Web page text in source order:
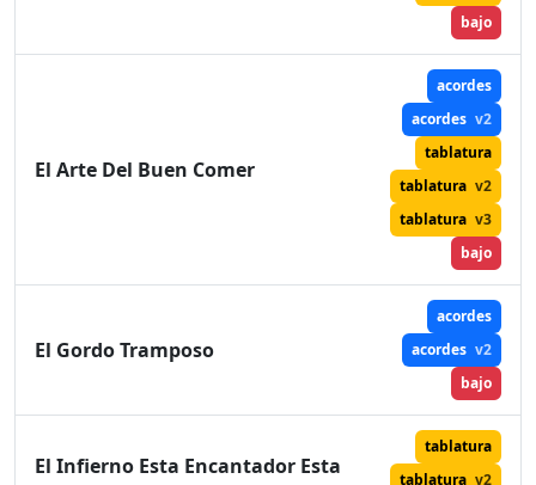
bajo
El Arte Del Buen Comer
acordes
acordes v2
tablatura
tablatura v2
tablatura v3
bajo
El Gordo Tramposo
acordes
acordes v2
bajo
El Infierno Esta Encantador Esta
tablatura
tablatura v2